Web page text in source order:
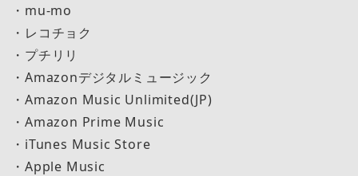
・mu-mo
・レコチョク
・プチリリ
・Amazonデジタルミュージック
・Amazon Music Unlimited(JP)
・Amazon Prime Music
・iTunes Music Store
・Apple Music